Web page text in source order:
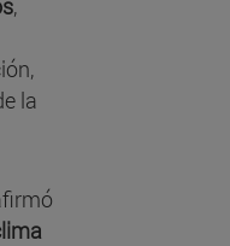
la